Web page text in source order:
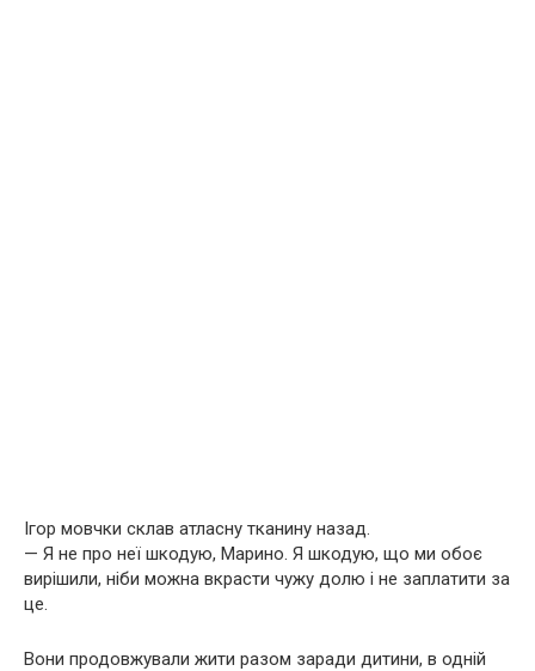
Ігор мовчки склав атласну тканину назад.
— Я не про неї шкодую, Марино. Я шкодую, що ми обоє
вирішили, ніби можна вкрасти чужу долю і не заплатити за
це.
Вони продовжували жити разом заради дитини, в одній